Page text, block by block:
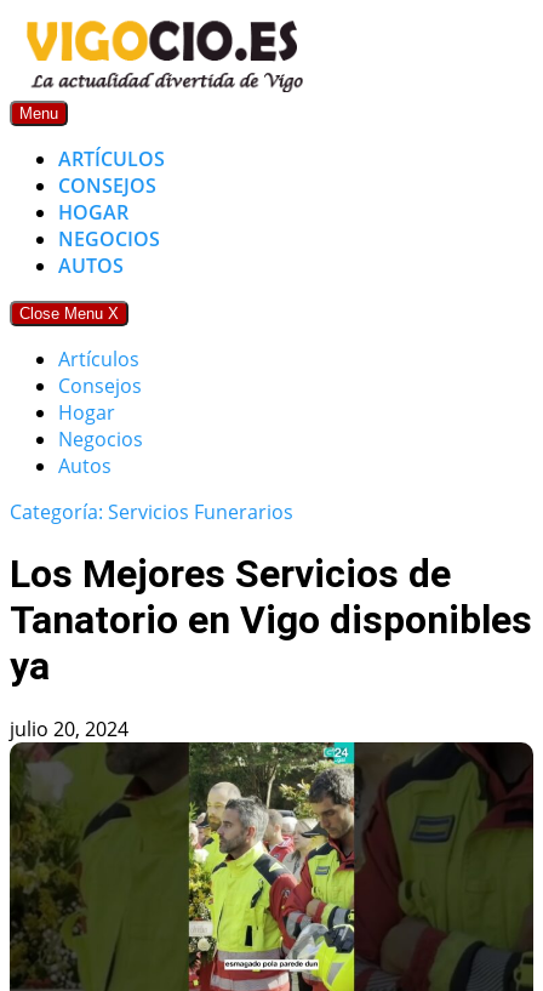
Skip
content
Menu
ARTÍCULOS
CONSEJOS
HOGAR
NEGOCIOS
AUTOS
Close Menu X
Artículos
Consejos
Hogar
Negocios
Autos
Categoría: Servicios Funerarios
Los Mejores Servicios de
Tanatorio en Vigo disponibles
ya
julio 20, 2024